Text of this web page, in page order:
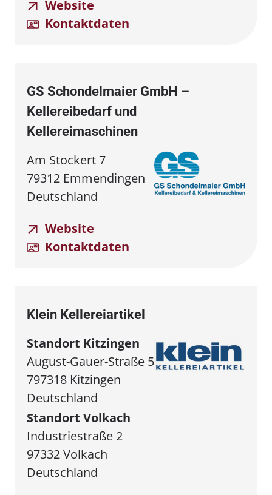
Website
Kontaktdaten
GS Schondelmaier GmbH –
Kellereibedarf und
Kellereimaschinen
Am Stockert 7
79312 Emmendingen
Deutschland
Website
Kontaktdaten
Klein Kellereiartikel
Standort Kitzingen
August-Gauer-Straße 5
797318 Kitzingen
Deutschland
Standort Volkach
Industriestraße 2
97332 Volkach
Deutschland